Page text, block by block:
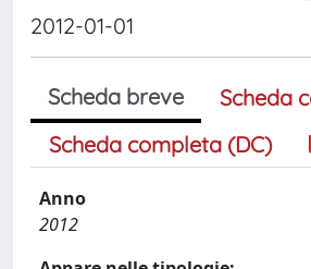
2012-01-01
Scheda breve
Scheda
Scheda completa (DC)
Anno
2012